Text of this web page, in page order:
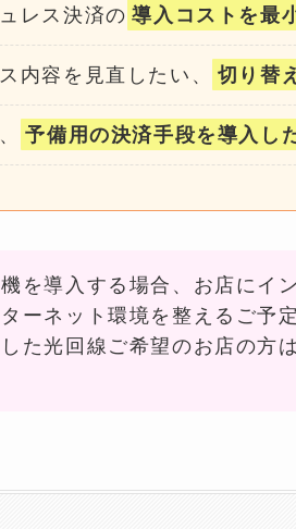
レス決済の 導入コストを最
内容を見直したい、 切り替
予備用の決済手段を導入し
を導入する場合、お店にイ
ーネット環境を整えるご予
た光回線ご希望のお店の方は